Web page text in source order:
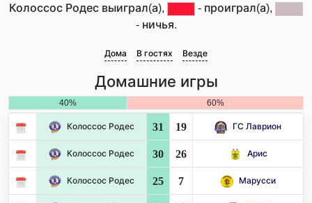
Колоссос Родес выиграл(а),
- проиграл(а),
- ничья.
Дома В гостях Везде
Домашние игры
40% 60%
Колоссос Родес 31 19 ГС Лаврион
Колоссос Родес 30 26 Арис
Колоссос Родес 25 7 Марусси